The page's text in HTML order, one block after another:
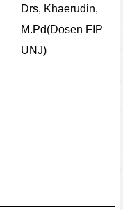
Drs, Khaerudin,
M.Pd(Dosen FIP
UNJ)